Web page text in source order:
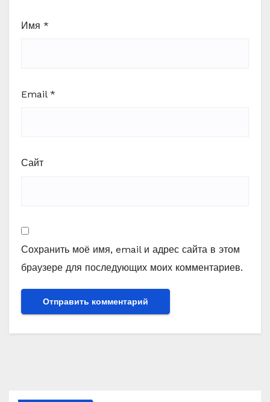
Имя *
Email *
Сайт
Сохранить моё имя, email и адрес сайта в этом
браузере для последующих моих комментариев.